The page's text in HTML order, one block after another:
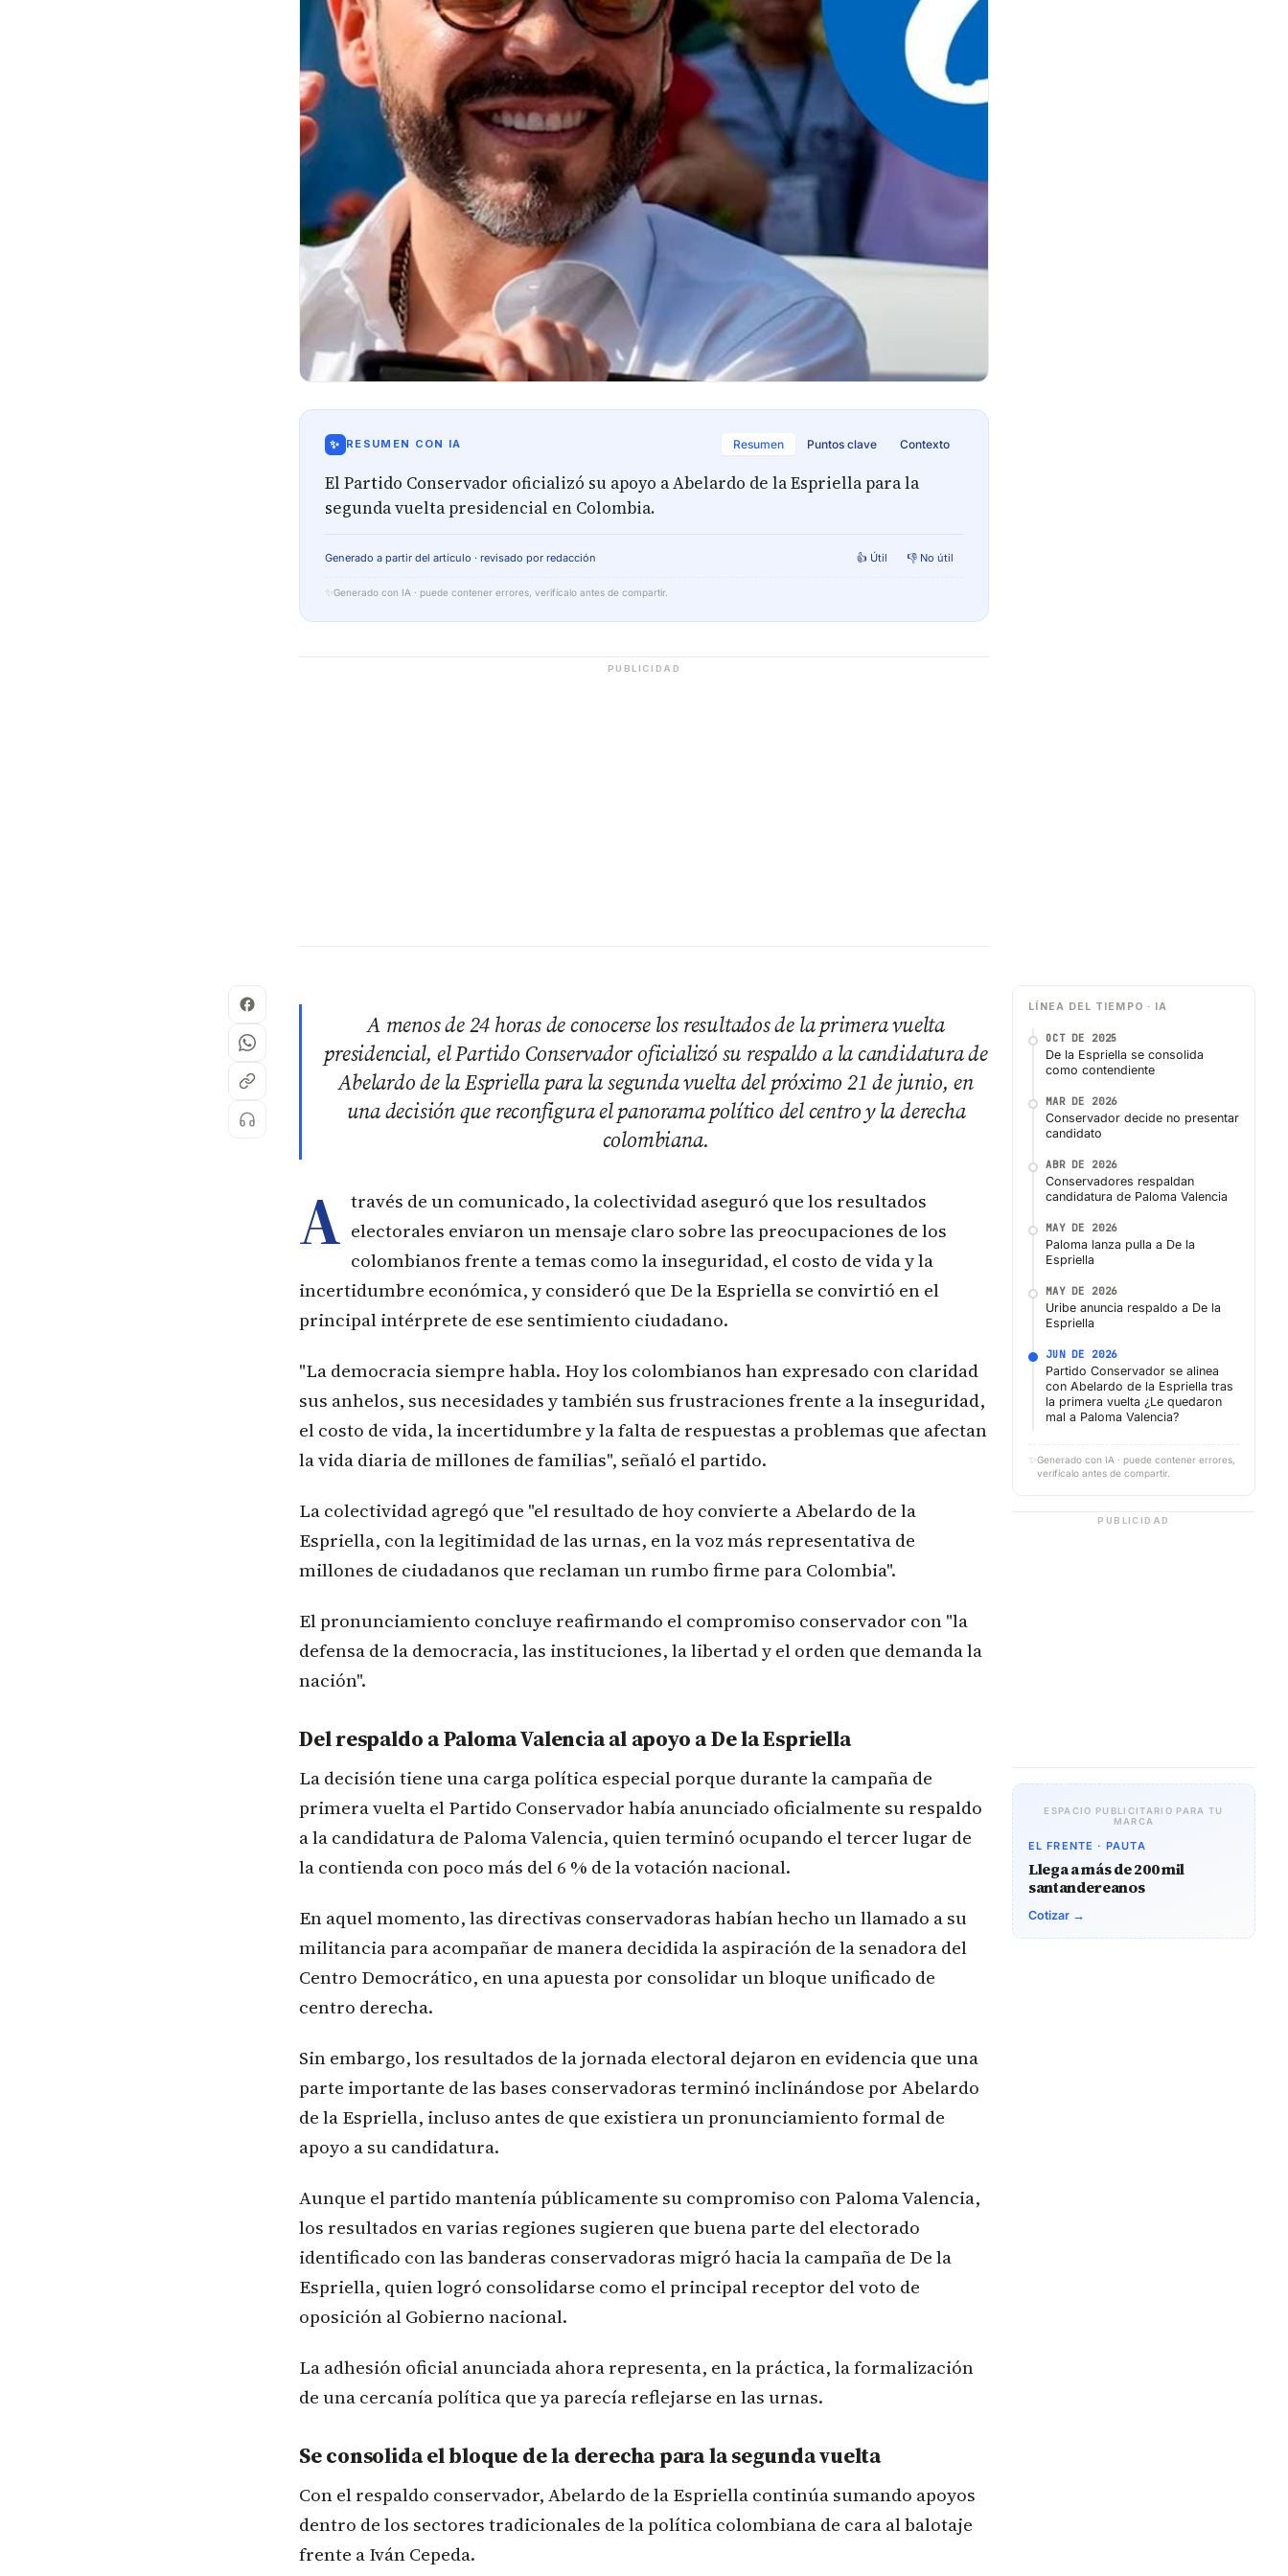
✨ RESUMEN CON IA Resumen Puntos clave Contexto
El Partido Conservador oficializó su apoyo a Abelardo de la Espriella para la
segunda vuelta presidencial en Colombia.
Generado a partir del artículo · revisado por redacción 👍 Útil 👎 No útil
✨ Generado con IA · puede contener errores, verifícalo antes de compartir.
PUBLICIDAD
A menos de 24 horas de conocerse los resultados de la primera vuelta
presidencial, el Partido Conservador oficializó su respaldo a la candidatura de
Abelardo de la Espriella para la segunda vuelta del próximo 21 de junio, en
una decisión que reconfigura el panorama político del centro y la derecha
colombiana.
A través de un comunicado, la colectividad aseguró que los resultados
electorales enviaron un mensaje claro sobre las preocupaciones de los
colombianos frente a temas como la inseguridad, el costo de vida y la
incertidumbre económica, y consideró que De la Espriella se convirtió en el
principal intérprete de ese sentimiento ciudadano.
"La democracia siempre habla. Hoy los colombianos han expresado con claridad
sus anhelos, sus necesidades y también sus frustraciones frente a la inseguridad,
el costo de vida, la incertidumbre y la falta de respuestas a problemas que afectan
la vida diaria de millones de familias", señaló el partido.
La colectividad agregó que "el resultado de hoy convierte a Abelardo de la
Espriella, con la legitimidad de las urnas, en la voz más representativa de
millones de ciudadanos que reclaman un rumbo firme para Colombia".
El pronunciamiento concluye reafirmando el compromiso conservador con "la
defensa de la democracia, las instituciones, la libertad y el orden que demanda la
nación".
Del respaldo a Paloma Valencia al apoyo a De la Espriella
La decisión tiene una carga política especial porque durante la campaña de
primera vuelta el Partido Conservador había anunciado oficialmente su respaldo
a la candidatura de Paloma Valencia, quien terminó ocupando el tercer lugar de
la contienda con poco más del 6 % de la votación nacional.
En aquel momento, las directivas conservadoras habían hecho un llamado a su
militancia para acompañar de manera decidida la aspiración de la senadora del
Centro Democrático, en una apuesta por consolidar un bloque unificado de
centro derecha.
Sin embargo, los resultados de la jornada electoral dejaron en evidencia que una
parte importante de las bases conservadoras terminó inclinándose por Abelardo
de la Espriella, incluso antes de que existiera un pronunciamiento formal de
apoyo a su candidatura.
Aunque el partido mantenía públicamente su compromiso con Paloma Valencia,
los resultados en varias regiones sugieren que buena parte del electorado
identificado con las banderas conservadoras migró hacia la campaña de De la
Espriella, quien logró consolidarse como el principal receptor del voto de
oposición al Gobierno nacional.
La adhesión oficial anunciada ahora representa, en la práctica, la formalización
de una cercanía política que ya parecía reflejarse en las urnas.
Se consolida el bloque de la derecha para la segunda vuelta
Con el respaldo conservador, Abelardo de la Espriella continúa sumando apoyos
dentro de los sectores tradicionales de la política colombiana de cara al balotaje
frente a Iván Cepeda.
LÍNEA DEL TIEMPO · IA
OCT DE 2025
De la Espriella se consolida
como contendiente
MAR DE 2026
Conservador decide no presentar
candidato
ABR DE 2026
Conservadores respaldan
candidatura de Paloma Valencia
MAY DE 2026
Paloma lanza pulla a De la
Espriella
MAY DE 2026
Uribe anuncia respaldo a De la
Espriella
JUN DE 2026
Partido Conservador se alinea
con Abelardo de la Espriella tras
la primera vuelta ¿Le quedaron
mal a Paloma Valencia?
✨ Generado con IA · puede contener errores,
verifícalo antes de compartir.
PUBLICIDAD
ESPACIO PUBLICITARIO PARA TU
MARCA
EL FRENTE · PAUTA
Llega a más de 200 mil
santandereanos
Cotizar →